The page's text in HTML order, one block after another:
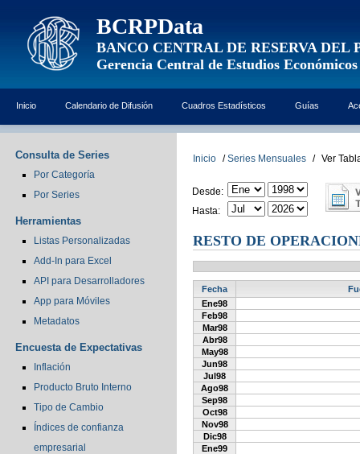
BCRPData
BANCO CENTRAL DE RESERVA DEL
Gerencia Central de Estudios Económicos
Inicio Calendario de Difusión Cuadros Estadísticos Guías
Consulta de Series
Por Categoría
Por Series
Herramientas
Listas Personalizadas
Add-In para Excel
API para Desarrolladores
App para Móviles
Metadatos
Encuesta de Expectativas
Inflación
Producto Bruto Interno
Tipo de Cambio
Índices de confianza
empresarial
Inicio / Series Mensuales / Ver
Desde:
Hasta:
RESTO DE
Fecha
Ene98
Feb98
Mar98
Abr98
May98
Jun98
Jul98
Ago98
Sep98
Oct98
Nov98
Dic98
Ene99